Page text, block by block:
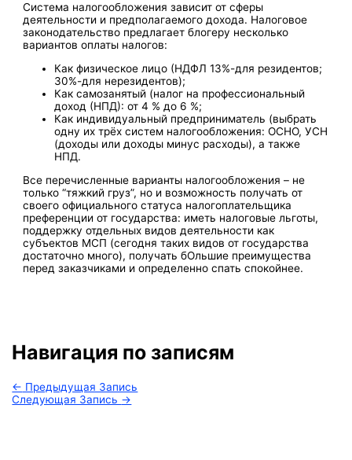
Система налогообложения зависит от сферы
деятельности и предполагаемого дохода. Налоговое
законодательство предлагает блогеру несколько
вариантов оплаты налогов:
Как физическое лицо (НДФЛ 13%-для резидентов;
30%-для нерезидентов);
Как самозанятый (налог на профессиональный
доход (НПД): от 4 % до 6 %;
Как индивидуальный предприниматель (выбрать
одну их трёх систем налогообложения: ОСНО, УСН
(доходы или доходы минус расходы), а также
НПД.
Все перечисленные варианты налогообложения – не
только “тяжкий груз”, но и возможность получать от
своего официального статуса налогоплательщика
преференции от государства: иметь налоговые льготы,
поддержку отдельных видов деятельности как
субъектов МСП (сегодня таких видов от государства
достаточно много), получать бОльшие преимущества
перед заказчиками и определенно спать спокойнее.
Навигация по записям
← Предыдущая Запись
Следующая Запись →